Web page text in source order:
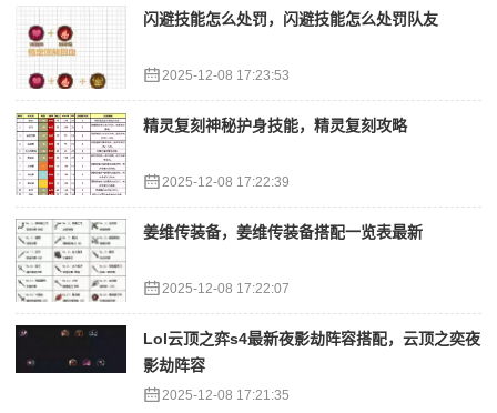
闪避技能怎么处罚，闪避技能怎么处罚队友
2025-12-08 17:23:53
精灵复刻神秘护身技能，精灵复刻攻略
2025-12-08 17:22:39
姜维传装备，姜维传装备搭配一览表最新
2025-12-08 17:22:07
Lol云顶之弈s4最新夜影劫阵容搭配，云顶之奕夜
影劫阵容
2025-12-08 17:21:35